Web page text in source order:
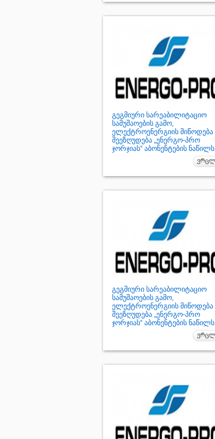
გეგმიური სარეაბილიტაციო
სამუშაოების გამო,
ელექტროენერგიის მიწოდება
შეეზღუდება „ენერგო-პრო
ჯორჯიას“ აბონენტების ნაწილს
გეგმიური სარეაბილიტაციო
სამუშაოების გამო,
ელექტროენერგიის მიწოდება
შეეზღუდება „ენერგო-პრო
ჯორჯიას“ აბონენტების ნაწილს